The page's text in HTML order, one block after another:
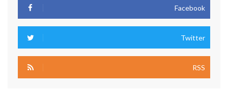
Facebook
Twitter
RSS